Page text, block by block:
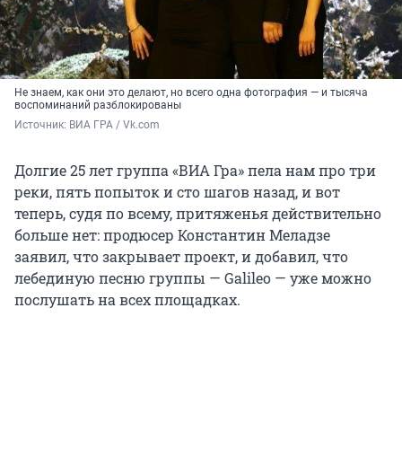
Не знаем, как они это делают, но всего одна фотография — и тысяча
воспоминаний разблокированы
Источник: ВИА ГРА / Vk.com
Долгие 25 лет группа «ВИА Гра» пела нам про три
реки, пять попыток и сто шагов назад, и вот
теперь, судя по всему, притяженья действительно
больше нет: продюсер Константин Меладзе
заявил, что закрывает проект, и добавил, что
лебединую песню группы — Galileo — уже можно
послушать на всех площадках.